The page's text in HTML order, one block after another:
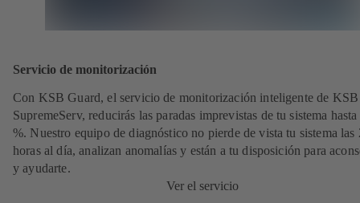
Servicio de monitorización
Con KSB Guard, el servicio de monitorización inteligente de KSB
SupremeServ, reducirás las paradas imprevistas de tu sistema
%. Nuestro equipo de diagnóstico no pierde de vista tu sistema las
horas al día, analizan anomalías y están a tu disposición para
y ayudarte.
Ver el servicio